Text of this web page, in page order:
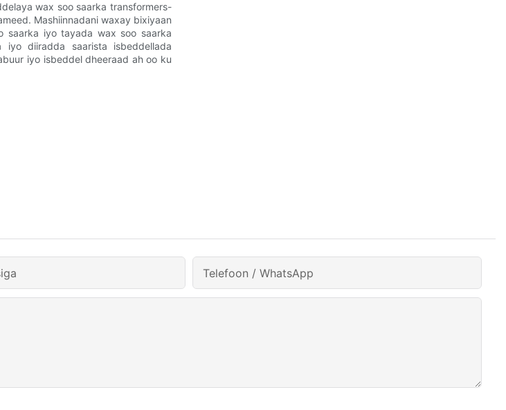
wax soo saarka transformers-
Mashiinnadani waxay bixiyaan
saarka iyo tayada wax soo saarka
iyo diiradda saarista isbeddellada
iyo isbeddel dheeraad ah oo ku
Telefoon / WhatsApp